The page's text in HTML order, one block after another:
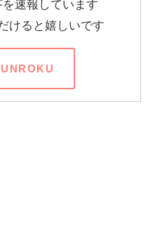
を速報しています
けると嬉しいです